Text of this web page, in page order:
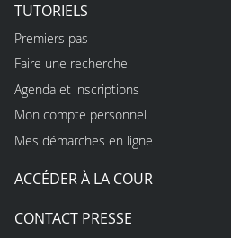
TUTORIELS
Premiers pas
Faire une recherche
Agenda et inscriptions
Mon compte personnel
Mes démarches en ligne
ACCÉDER À LA COUR
CONTACT PRESSE